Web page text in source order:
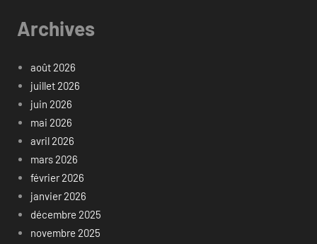
Archives
août 2026
juillet 2026
juin 2026
mai 2026
avril 2026
mars 2026
février 2026
janvier 2026
décembre 2025
novembre 2025